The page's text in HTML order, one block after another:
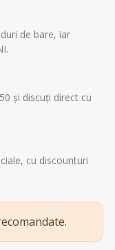
de bare, iar
și discuți direct cu
cu discounturi